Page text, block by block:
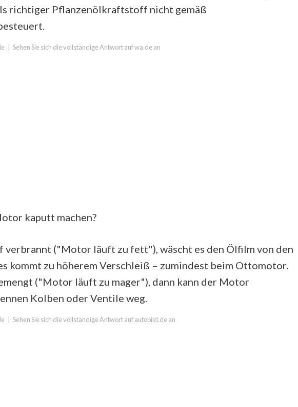
richtiger Pflanzenölkraftstoff nicht gemäß
Sehen Sie sich die vollständige Antwort auf wa.de an
kaputt machen?
("Motor läuft zu fett"), wäscht es den Ölfilm von den
kommt zu höherem Verschleiß – zumindest beim Ottomotor.
("Motor läuft zu mager"), dann kann der Motor
Kolben oder Ventile weg.
Sehen Sie sich die vollständige Antwort auf autobild.de an